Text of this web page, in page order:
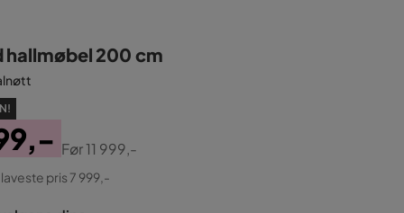
hallmøbel 200 cm
Før11 999,-
pris 7 999,-